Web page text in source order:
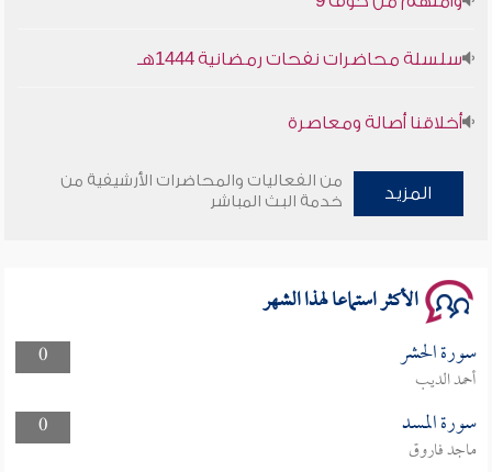
أخلاقنا أصالة ومعاصرة
المزيد
من الفعاليات والمحاضرات الأرشيفية من
خدمة البث المباشر
الأكثر استماعا لهذا الشهر
0 سورة الحشر
أحمد الديب
0
سورة المسد
ماجد فاروق